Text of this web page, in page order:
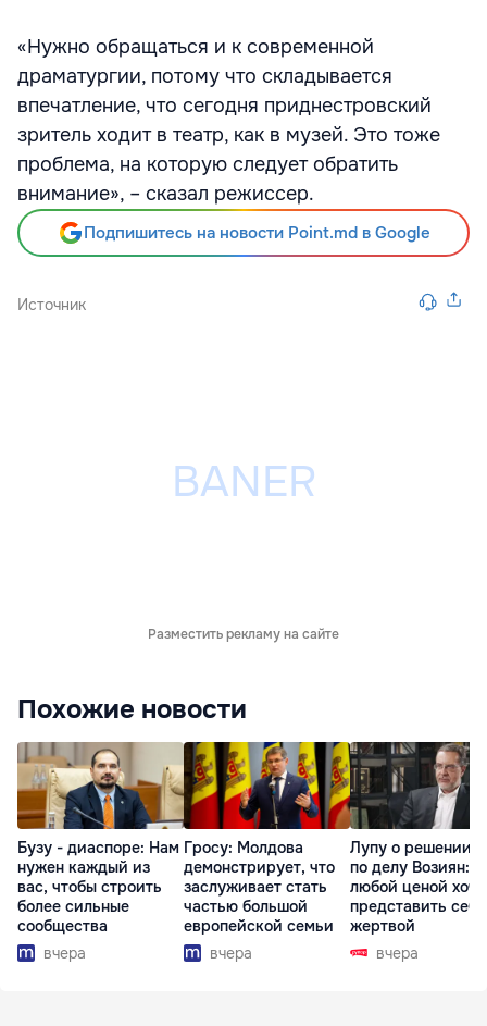
«Нужно обращаться и к современной
драматургии, потому что складывается
впечатление, что сегодня приднестровский
зритель ходит в театр, как в музей. Это тоже
проблема, на которую следует обратить
внимание», – сказал режиссер.
Подпишитесь на новости Point.md в Google
Источник
Разместить рекламу на сайте
Похожие новости
Бузу - диаспоре: Нам
нужен каждый из
вас, чтобы строить
более сильные
сообщества
вчера
Гросу: Молдова
демонстрирует, что
заслуживает стать
частью большой
европейской семьи
вчера
Лупу о решении
по делу Возиян:
любой ценой
представить себя
жертвой
вчера